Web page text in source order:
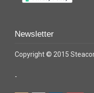
Newsletter
Copyright © 2015
-